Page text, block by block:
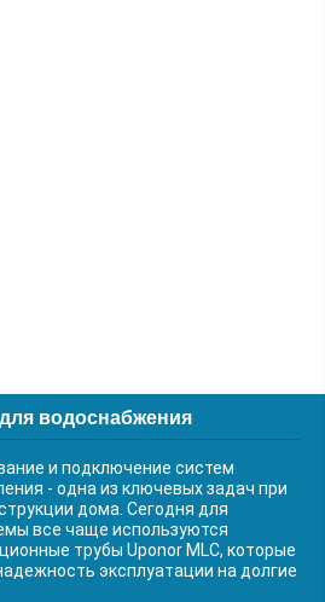
водоснабжения
и подключение систем
- одна из ключевых задач при
дома. Сегодня для
все чаще используются
трубы Uponor MLC, которые
эксплуатации на долгие